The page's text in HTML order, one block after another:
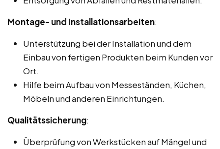
Montage- und Installationsarbeiten:
Unterstützung bei der Installation und dem
Einbau von fertigen Produkten beim Kunden vor
Ort.
Hilfe beim Aufbau von Messeständen, Küchen,
Möbeln und anderen Einrichtungen.
Qualitätssicherung:
Überprüfung von Werkstücken auf Mängel und